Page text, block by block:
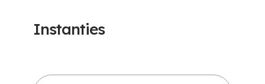
Instanties